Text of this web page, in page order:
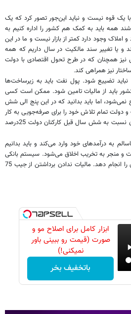
با یک قوه نیست و نباید این‌جور تصور کرد که یک
همه باید به کمک هم کشور را اداره کنیم به
املاک وجود دارد کمتر از بازار نیست و ما در این
یا تغییر سند مالکیت در سال داریم که همه
نیز همچنان که در طرح تحول اقتصادی با دولت
نیز همراهی کند
تضییع شود. پول نفت باید به زیرساخت‌ها
باید از مالیات تامین شود. ممکن است کسی
اما باید بدانید که در این پنج الی شش
دولت تمام تلاش خود را برای صرفه‌جویی به کار
گرفته است به طوری که هم اکنون نسبت به شش سال قبل کارکنان دولت 25درصد
به درآمدهای خود وارد می‌کند و باید بدانیم
و منجر به تخریب اخلاق می‌شود. سیستم بانکی
هم نباید با اسم‌های دیگر رباخواری را انجام دهد. مالیات ندادن برداشتن از جیب 75
ابزار کامل برای اصلاح مو و
صورت (قیمت رو ببینی باور
نمیکنی!)
باتخفیف بخر